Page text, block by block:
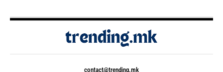
contact@trending.mk